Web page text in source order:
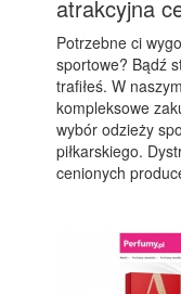
atrakcyjna
Potrzebne ci
sportowe? Bądź
trafiłeś. W
kompleksowe
wybór odzieży
piłkarskiego.
cenionych